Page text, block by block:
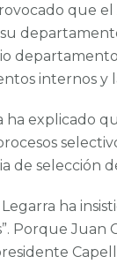
que
internos y
ha explicado
de selección
ha
Porque